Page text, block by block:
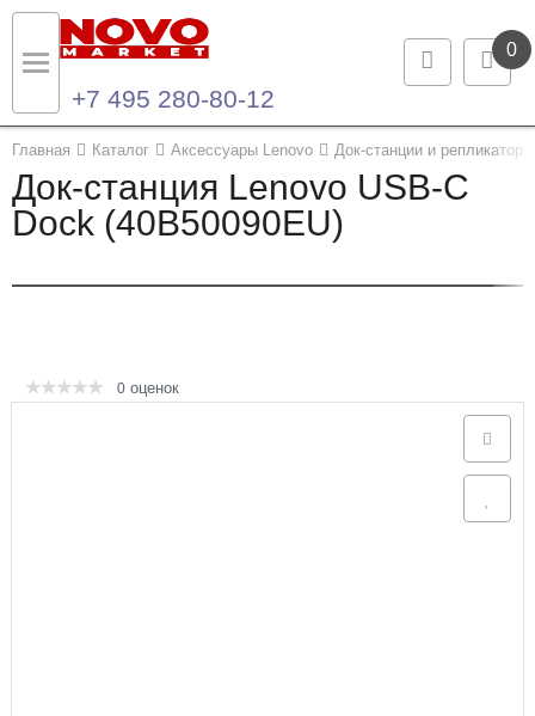
0
+7 495 280-80-12
Главная Каталог Аксессуары Lenovo Док-станции и
Док-станция Lenovo USB-C
Dock (40B50090EU)
0 оценок
Назад
Каталог продукции
Назад
Контакты